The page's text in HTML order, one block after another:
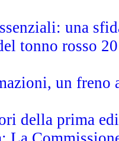
una
tonno rosso
un
della prima